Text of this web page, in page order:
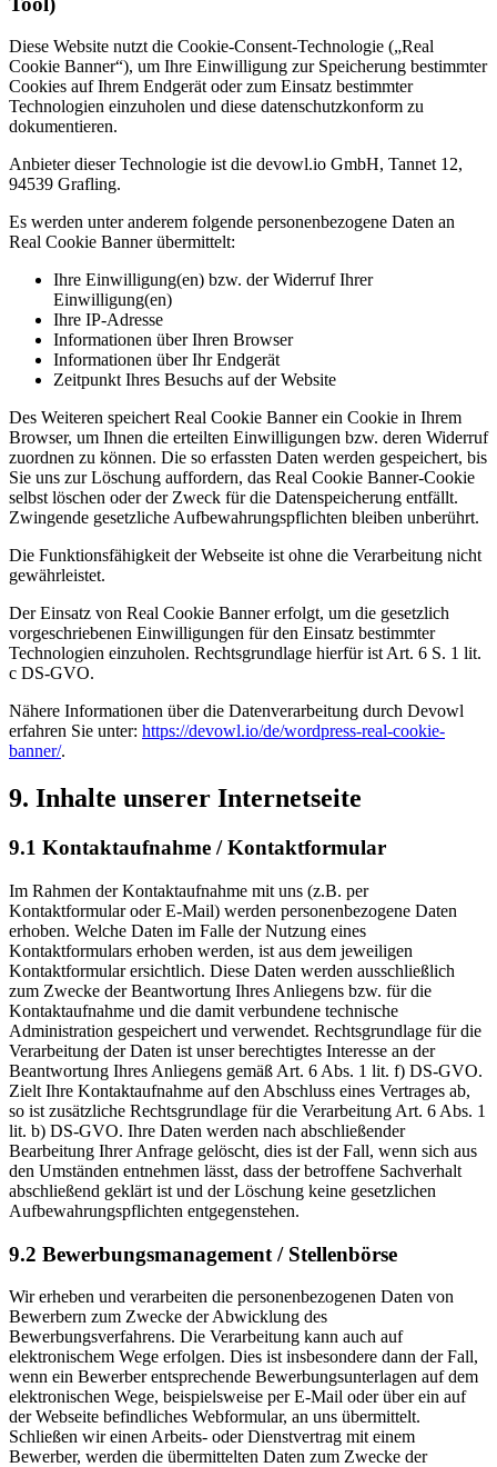
Diese Website nutzt die Cookie-Consent-Technologie („Real
Cookie Banner“), um Ihre Einwilligung zur Speicherung bestimmter
Cookies auf Ihrem Endgerät oder zum Einsatz bestimmter
Technologien einzuholen und diese datenschutzkonform zu
dokumentieren.
Anbieter dieser Technologie ist die devowl.io GmbH, Tannet 12,
94539 Grafling.
Es werden unter anderem folgende personenbezogene Daten an
Real Cookie Banner übermittelt:
Ihre Einwilligung(en) bzw. der Widerruf Ihrer
Einwilligung(en)
Ihre IP-Adresse
Informationen über Ihren Browser
Informationen über Ihr Endgerät
Zeitpunkt Ihres Besuchs auf der Website
Des Weiteren speichert Real Cookie Banner ein Cookie in Ihrem
Browser, um Ihnen die erteilten Einwilligungen bzw. deren Widerruf
zuordnen zu können. Die so erfassten Daten werden gespeichert, bis
Sie uns zur Löschung auffordern, das Real Cookie Banner-Cookie
selbst löschen oder der Zweck für die Datenspeicherung entfällt.
Zwingende gesetzliche Aufbewahrungspflichten bleiben unberührt.
Die Funktionsfähigkeit der Webseite ist ohne die Verarbeitung nicht
gewährleistet.
Der Einsatz von Real Cookie Banner erfolgt, um die gesetzlich
vorgeschriebenen Einwilligungen für den Einsatz bestimmter
Technologien einzuholen. Rechtsgrundlage hierfür ist Art. 6 S. 1 lit.
c DS-GVO.
Nähere Informationen über die Datenverarbeitung durch Devowl
erfahren Sie unter: https://devowl.io/de/wordpress-real-cookie-
banner/.
9. Inhalte unserer Internetseite
9.1 Kontaktaufnahme / Kontaktformular
Im Rahmen der Kontaktaufnahme mit uns (z.B. per
Kontaktformular oder E-Mail) werden personenbezogene Daten
erhoben. Welche Daten im Falle der Nutzung eines
Kontaktformulars erhoben werden, ist aus dem jeweiligen
Kontaktformular ersichtlich. Diese Daten werden ausschließlich
zum Zwecke der Beantwortung Ihres Anliegens bzw. für die
Kontaktaufnahme und die damit verbundene technische
Administration gespeichert und verwendet. Rechtsgrundlage für die
Verarbeitung der Daten ist unser berechtigtes Interesse an der
Beantwortung Ihres Anliegens gemäß Art. 6 Abs. 1 lit. f) DS-GVO.
Zielt Ihre Kontaktaufnahme auf den Abschluss eines Vertrages ab,
so ist zusätzliche Rechtsgrundlage für die Verarbeitung Art. 6 Abs. 1
lit. b) DS-GVO. Ihre Daten werden nach abschließender
Bearbeitung Ihrer Anfrage gelöscht, dies ist der Fall, wenn sich aus
den Umständen entnehmen lässt, dass der betroffene Sachverhalt
abschließend geklärt ist und der Löschung keine gesetzlichen
Aufbewahrungspflichten entgegenstehen.
9.2 Bewerbungsmanagement / Stellenbörse
Wir erheben und verarbeiten die personenbezogenen Daten von
Bewerbern zum Zwecke der Abwicklung des
Bewerbungsverfahrens. Die Verarbeitung kann auch auf
elektronischem Wege erfolgen. Dies ist insbesondere dann der Fall,
wenn ein Bewerber entsprechende Bewerbungsunterlagen auf dem
elektronischen Wege, beispielsweise per E-Mail oder über ein auf
der Webseite befindliches Webformular, an uns übermittelt.
Schließen wir einen Arbeits- oder Dienstvertrag mit einem
Bewerber, werden die übermittelten Daten zum Zwecke der